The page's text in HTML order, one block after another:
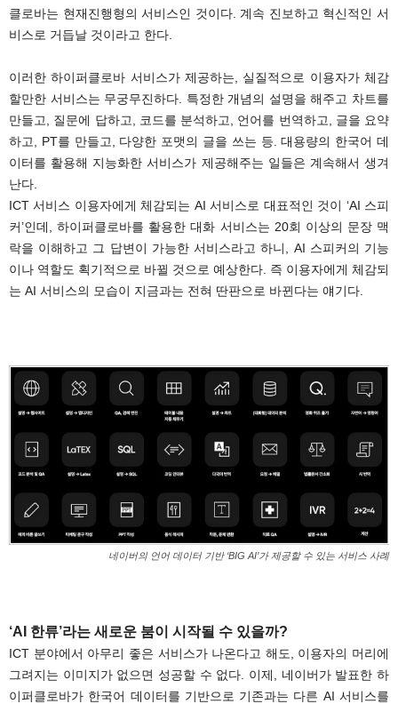
클로바는 현재진행형의 서비스인 것이다. 계속 진보하고 혁신적인 서
비스로 거듭날 것이라고 한다.
이러한 하이퍼클로바 서비스가 제공하는, 실질적으로 이용자가 체감
할만한 서비스는 무궁무진하다. 특정한 개념의 설명을 해주고 차트를
만들고, 질문에 답하고, 코드를 분석하고, 언어를 번역하고, 글을 요약
하고, PT를 만들고, 다양한 포맷의 글을 쓰는 등. 대용량의 한국어 데
이터를 활용해 지능화한 서비스가 제공해주는 일들은 계속해서 생겨
난다.
ICT 서비스 이용자에게 체감되는 AI 서비스로 대표적인 것이 ‘AI 스피
커’인데, 하이퍼클로바를 활용한 대화 서비스는 20회 이상의 문장 맥
락을 이해하고 그 답변이 가능한 서비스라고 하니, AI 스피커의 기능
이나 역할도 획기적으로 바뀔 것으로 예상한다. 즉 이용자에게 체감되
는 AI 서비스의 모습이 지금과는 전혀 딴판으로 바뀐다는 얘기다.
네이버의 언어 데이터 기반 ‘BIG AI’가 제공할 수 있는 서비스 사례
‘AI 한류’라는 새로운 붐이 시작될 수 있을까?
ICT 분야에서 아무리 좋은 서비스가 나온다고 해도, 이용자의 머리에
그려지는 이미지가 없으면 성공할 수 없다. 이제, 네이버가 발표한 하
이퍼클로바가 한국어 데이터를 기반으로 기존과는 다른 AI 서비스를